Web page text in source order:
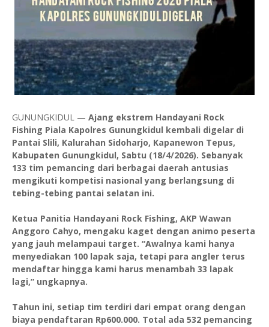
GUNUNGKIDUL — Ajang ekstrem Handayani Rock
Fishing Piala Kapolres Gunungkidul kembali digelar di
Pantai Slili, Kalurahan Sidoharjo, Kapanewon Tepus,
Kabupaten Gunungkidul, Sabtu (18/4/2026). Sebanyak
133 tim pemancing dari berbagai daerah antusias
mengikuti kompetisi nasional yang berlangsung di
tebing-tebing pantai selatan ini.
Ketua Panitia Handayani Rock Fishing, AKP Wawan
Anggoro Cahyo, mengaku kaget dengan animo peserta
yang jauh melampaui target. “Awalnya kami hanya
menyediakan 100 lapak saja, tetapi para angler terus
mendaftar hingga kami harus menambah 33 lapak
lagi,” ungkapnya.
Tahun ini, setiap tim terdiri dari empat orang dengan
biaya pendaftaran Rp600.000. Total ada 532 pemancing